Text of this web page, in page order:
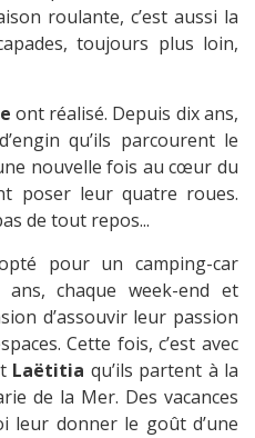
roulante, c’est aussi la
toujours plus loin,
ont réalisé. Depuis dix ans,
qu’ils parcourent le
nouvelle fois au cœur du
poser leur quatre roues.
de tout repos...
pour un camping-car
chaque week-end et
d’assouvir leur passion
Cette fois, c’est avec
Laëtitia qu’ils partent à la
de la Mer. Des vacances
leur donner le goût d’une